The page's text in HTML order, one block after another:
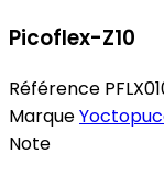
Picoflex-Z10
Référence
Marque
Note